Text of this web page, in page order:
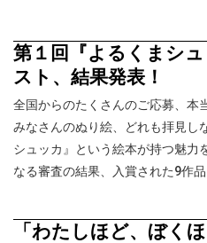
第１回『よるくまシ
スト、結果発表！
全国からのたくさんのご応募、本
みなさんのぬり絵、どれも拝見し
シュッカ』という絵本が持つ魅力
なる審査の結果、入賞された9作
「わたしほど、ぼく